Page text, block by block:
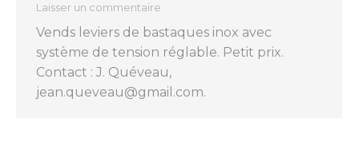
Laisser un commentaire
Vends leviers de bastaques inox avec
système de tension réglable. Petit prix.
Contact : J. Quéveau,
jean.queveau@gmail.com.